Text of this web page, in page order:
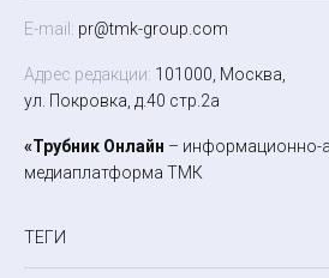
E-mail: pr@tmk-group.com
Адрес редакции: 101000, Москва,
ул. Покровка, д.40 стр.2а
«Трубник Онлайн – информационно-
медиаплатформа ТМК
ТЕГИ